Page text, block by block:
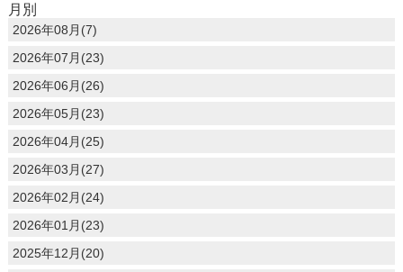
月別
2026年08月(7)
2026年07月(23)
2026年06月(26)
2026年05月(23)
2026年04月(25)
2026年03月(27)
2026年02月(24)
2026年01月(23)
2025年12月(20)